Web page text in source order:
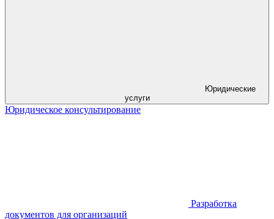
услуги
Юридическое консультирование
Разработка
документов для организаций